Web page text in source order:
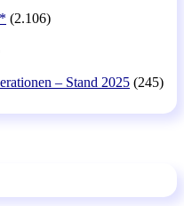
(2.106)
– Stand 2025 (245)